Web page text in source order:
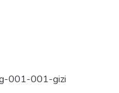
001-001-gizi